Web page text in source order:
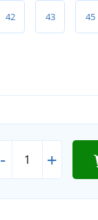
42 43 45
- +